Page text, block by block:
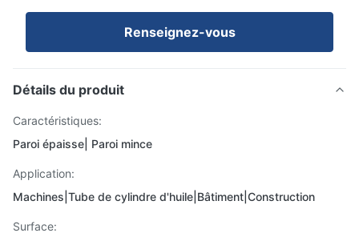
Renseignez-vous
Détails du produit
Caractéristiques:
Paroi épaisse| Paroi mince
Application:
Machines|Tube de cylindre d'huile|Bâtiment|Construction
Surface: